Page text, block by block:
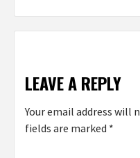
LEAVE A REPLY
Your email address will
fields are marked *